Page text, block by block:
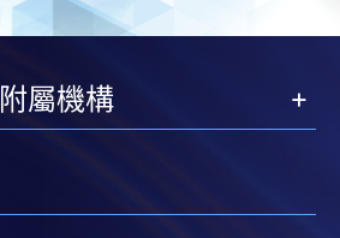
屬機構